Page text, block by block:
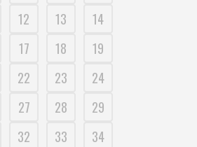
12 13
14
17 18
19
22 23
24
27 28
29
32 33
34